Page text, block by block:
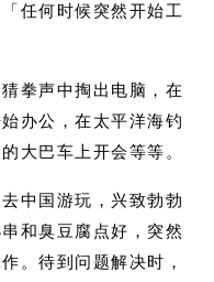
任何时候突然开始工
拳声中掏出电脑，在
办公，在太平洋海钓
大巴车上开会等等。
中国游玩，兴致勃勃
和臭豆腐点好，突然
。待到问题解决时，